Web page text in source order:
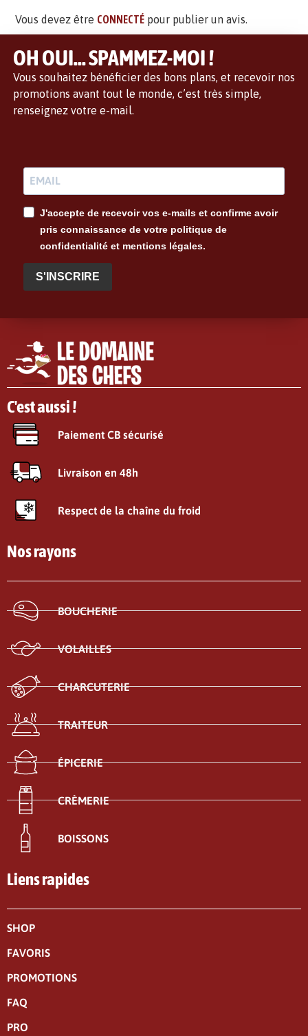
Vous devez être CONNECTÉ pour publier un avis.
OH OUI... SPAMMEZ-MOI !
Vous souhaitez bénéficier des bons plans, et recevoir nos
promotions avant tout le monde, c’est très simple,
renseignez votre e-mail.
J'accepte de recevoir vos e-mails et confirme avoir
pris connaissance de votre politique de
confidentialité et mentions légales.
S'INSCRIRE
C'est aussi !
Paiement CB sécurisé
Livraison en 48h
Respect de la chaîne du froid
Nos rayons
BOUCHERIE
VOLAILLES
CHARCUTERIE
TRAITEUR
ÉPICERIE
CRÈMERIE
BOISSONS
Liens rapides
SHOP
FAVORIS
PROMOTIONS
FAQ
PRO